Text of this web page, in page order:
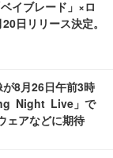
イブレード」×ロ
日リリース決定。
が8月26日午前3時
Night Live」で
ェアなどに期待